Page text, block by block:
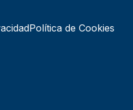
Política de Cookies